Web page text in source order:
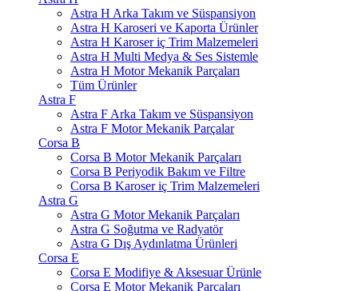
Astra H Arka Takım ve Süspansiyon
Astra H Karoseri ve Kaporta Ürünler
Astra H Karoser iç Trim Malzemeleri
Astra H Multi Medya & Ses Sistemle
Astra H Motor Mekanik Parçaları
Tüm Ürünler
Astra F
Astra F Arka Takım ve Süspansiyon
Astra F Motor Mekanik Parçalar
Corsa B
Corsa B Motor Mekanik Parçaları
Corsa B Periyodik Bakım ve Filtre
Corsa B Karoser iç Trim Malzemeleri
Astra G
Astra G Motor Mekanik Parçaları
Astra G Soğutma ve Radyatör
Astra G Dış Aydınlatma Ürünleri
Corsa E
Corsa E Modifiye & Aksesuar Ürünle
Corsa E Motor Mekanik Parçaları